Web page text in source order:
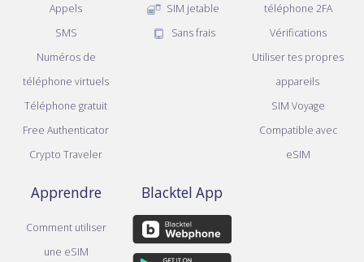
Appels
SMS
Numéros de
téléphone virtuels
Téléphone gratuit
Free Authenticator
Crypto Traveler
SIM jetable
Sans frais
téléphone 2FA
Vérifications
Utiliser tes propres
appareils
SIM Voyage
Compatible avec
eSIM
Apprendre
Comment utiliser
une eSIM
Blacktel App